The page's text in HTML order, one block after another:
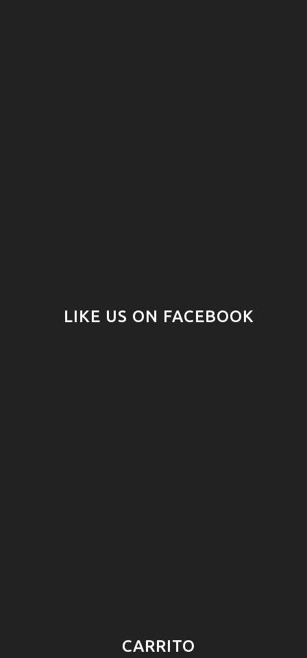
LIKE US ON FACEBOOK
CARRITO